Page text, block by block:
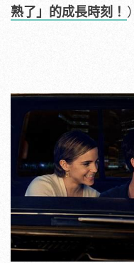
熟了」的成長時刻！ ）